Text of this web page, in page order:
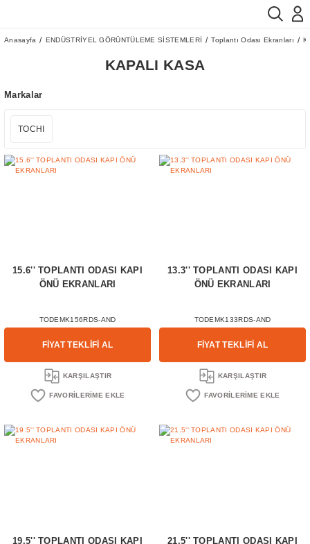
Anasayfa ENDÜSTRİYEL GÖRÜNTÜLEME SİSTEMLERİ Toplantı Odası Ekranları
KAPALI KASA
Markalar
TOCHI
15.6'' TOPLANTI ODASI KAPI
ÖNÜ EKRANLARI
TODEMK156RDS-AND
FİYAT TEKLİFİ AL
KARŞILAŞTIR
13.3'' TOPLANTI ODASI KAPI
ÖNÜ EKRANLARI
TODEMK133RDS-AND
FİYAT TEKLİFİ AL
KARŞILAŞTIR
19.5'' TOPLANTI ODASI KAPI
21.5'' TOPLANTI ODASI KAPI